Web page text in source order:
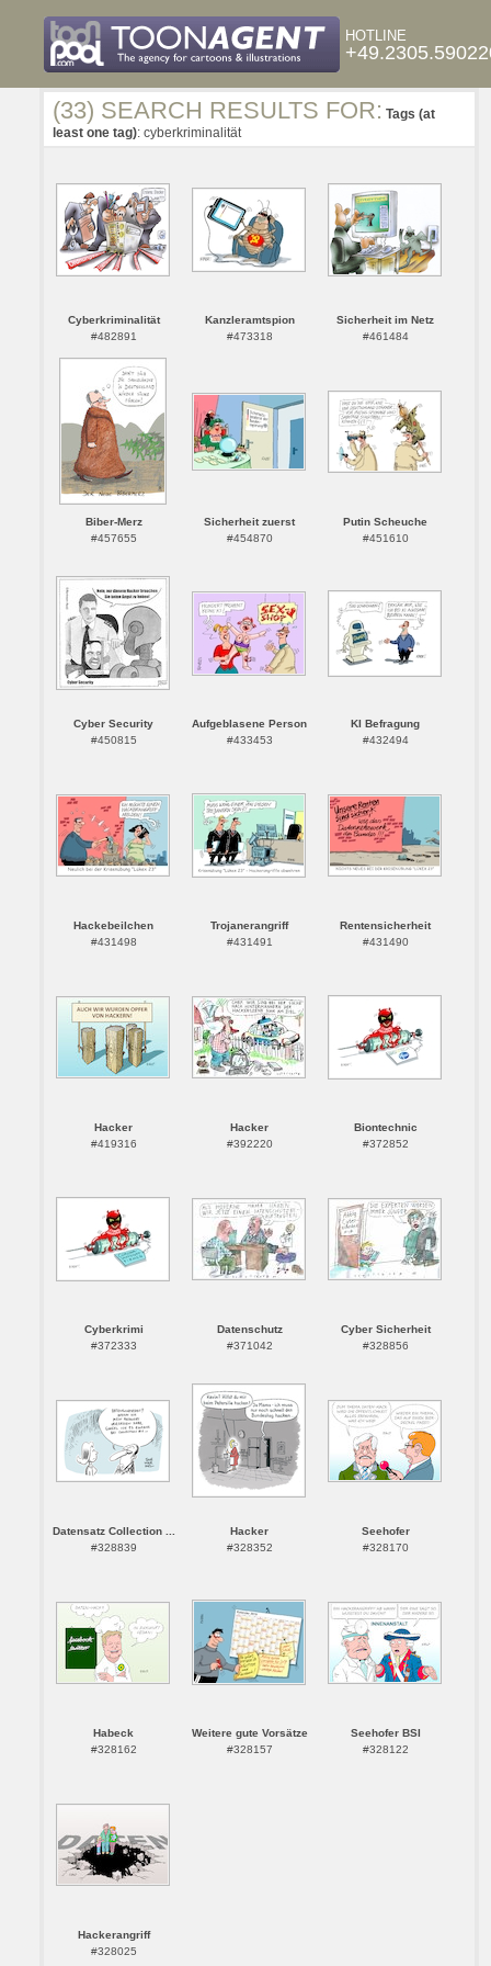
HOTLINE
(33) SEARCH RESULTS FOR: Tags (at
least one tag): cyberkriminalität
Cyberkriminalität
#482891
Kanzleramtspion
#473318
Sicherheit im Netz
#461484
Biber-Merz
#457655
Sicherheit zuerst
#454870
Putin Scheuche
#451610
Cyber Security
#450815
Aufgeblasene Person
#433453
KI Befragung
#432494
Hackebeilchen
#431498
Trojanerangriff
#431491
Rentensicherheit
#431490
Hacker
#419316
Hacker
#392220
Biontechnic
#372852
Cyberkrimi
#372333
Datenschutz
#371042
Cyber Sicherheit
#328856
Datensatz Collection ...
#328839
Hacker
#328352
Seehofer
#328170
Habeck
#328162
Weitere gute Vorsätze
#328157
Seehofer BSI
#328122
Hackerangriff
#328025